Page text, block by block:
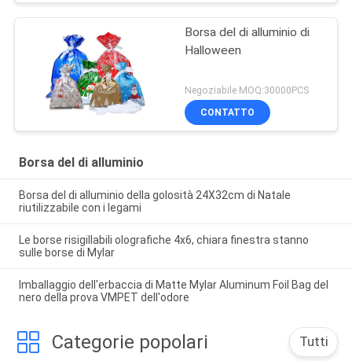
Borsa del di alluminio di
Halloween
Negoziabile MOQ:30000PCS
CONTATTO
Borsa del di alluminio
Borsa del di alluminio della golosità 24X32cm di Natale
riutilizzabile con i legami
Le borse risigillabili olografiche 4x6, chiara finestra stanno
sulle borse di Mylar
Imballaggio dell'erbaccia di Matte Mylar Aluminum Foil Bag del
nero della prova VMPET dell'odore
Categorie popolari Tutti